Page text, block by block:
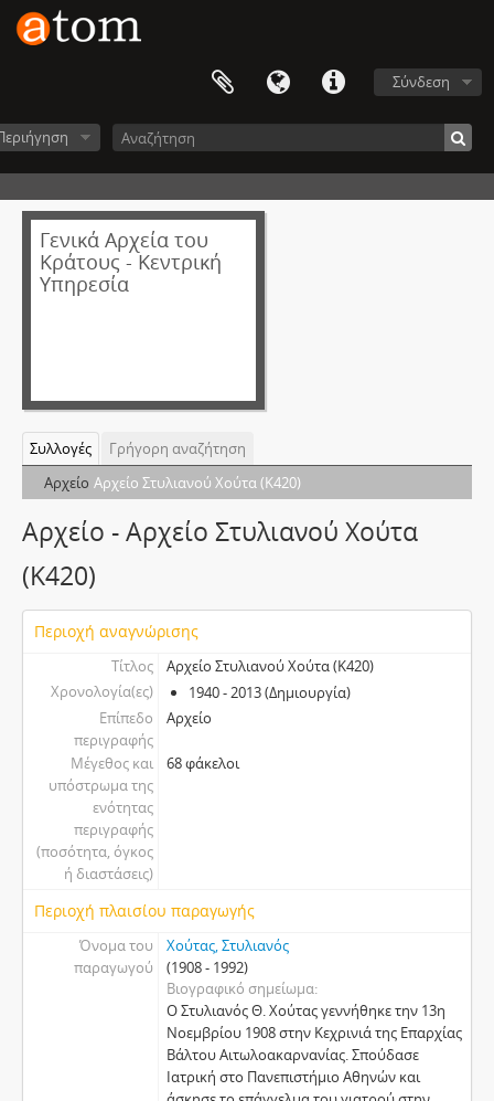
Σύνδεση
Γενικά Αρχεία του
Κράτους - Κεντρική
Υπηρεσία
Συλλογές
Γρήγορη αναζήτηση
Αρχείο Αρχείο Στυλιανού Χούτα (Κ420)
Αρχείο - Αρχείο Στυλιανού Χούτα
(Κ420)
Περιοχή αναγνώρισης
Τίτλος
Αρχείο Στυλιανού Χούτα (Κ420)
Χρονολογία(ες)
1940 - 2013 (Δημιουργία)
Επίπεδο
περιγραφής
Αρχείο
Μέγεθος και
υπόστρωμα της
ενότητας
περιγραφής
(ποσότητα, όγκος
ή διαστάσεις)
68 φάκελοι
Περιοχή πλαισίου παραγωγής
Όνομα του
παραγωγού
Χούτας, Στυλιανός
(1908 - 1992)
Βιογραφικό σημείωμα
Ο Στυλιανός Θ. Χούτας γεννήθηκε την 13η
Νοεμβρίου 1908 στην Κεχρινιά της Επαρχίας
Βάλτου Αιτωλοακαρνανίας. Σπούδασε
Ιατρική στο Πανεπιστήμιο Αθηνών και